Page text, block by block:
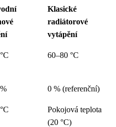
Klasické
radiátorové
vytápění
60–80 °C
0 % (referenční)
Pokojová teplota
(20 °C)